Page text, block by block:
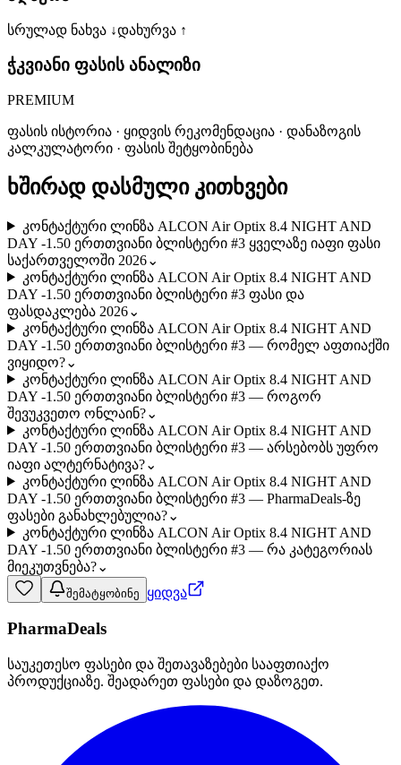
სრულად ნახვა ↓დახურვა ↑
ჭკვიანი ფასის ანალიზი
PREMIUM
ფასის ისტორია · ყიდვის რეკომენდაცია · დანაზოგის
კალკულატორი · ფასის შეტყობინება
ხშირად დასმული კითხვები
კონტაქტური ლინზა ALCON Air Optix 8.4 NIGHT AND
DAY -1.50 ერთთვიანი ბლისტერი #3 ყველაზე იაფი ფასი
საქართველოში 2026⌄
კონტაქტური ლინზა ALCON Air Optix 8.4 NIGHT AND
DAY -1.50 ერთთვიანი ბლისტერი #3 ფასი და
ფასდაკლება 2026⌄
კონტაქტური ლინზა ALCON Air Optix 8.4 NIGHT AND
DAY -1.50 ერთთვიანი ბლისტერი #3 — რომელ აფთიაქში
ვიყიდო?⌄
კონტაქტური ლინზა ALCON Air Optix 8.4 NIGHT AND
DAY -1.50 ერთთვიანი ბლისტერი #3 — როგორ
შევუკვეთო ონლაინ?⌄
კონტაქტური ლინზა ALCON Air Optix 8.4 NIGHT AND
DAY -1.50 ერთთვიანი ბლისტერი #3 — არსებობს უფრო
იაფი ალტერნატივა?⌄
კონტაქტური ლინზა ALCON Air Optix 8.4 NIGHT AND
DAY -1.50 ერთთვიანი ბლისტერი #3 — PharmaDeals-ზე
ფასები განახლებულია?⌄
კონტაქტური ლინზა ALCON Air Optix 8.4 NIGHT AND
DAY -1.50 ერთთვიანი ბლისტერი #3 — რა კატეგორიას
მიეკუთვნება?⌄
შემატყობინე ყიდვა
PharmaDeals
საუკეთესო ფასები და შეთავაზებები სააფთიაქო
პროდუქციაზე. შეადარეთ ფასები და დაზოგეთ.